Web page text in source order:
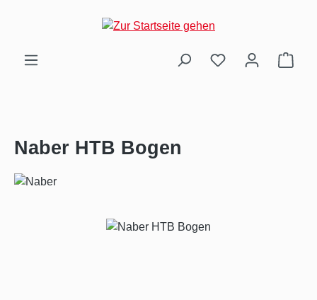
Zum Hauptinhalt springen
Naber HTB Bogen
Bildergalerie überspringen